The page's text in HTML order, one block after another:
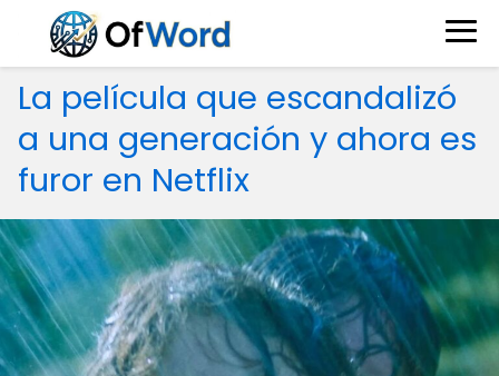
La película que escandalizó
a una generación y ahora es
furor en Netflix